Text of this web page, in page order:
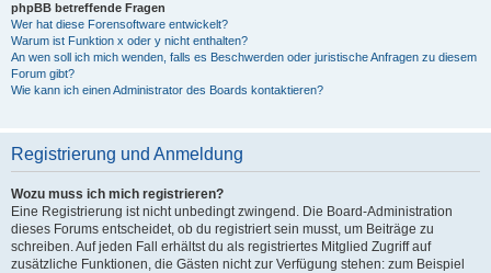
phpBB betreffende Fragen
Wer hat diese Forensoftware entwickelt?
Warum ist Funktion x oder y nicht enthalten?
An wen soll ich mich wenden, falls es Beschwerden oder juristische Anfragen zu diesem
Forum gibt?
Wie kann ich einen Administrator des Boards kontaktieren?
Registrierung und Anmeldung
Wozu muss ich mich registrieren?
Eine Registrierung ist nicht unbedingt zwingend. Die Board-Administration
dieses Forums entscheidet, ob du registriert sein musst, um Beiträge zu
schreiben. Auf jeden Fall erhältst du als registriertes Mitglied Zugriff auf
zusätzliche Funktionen, die Gästen nicht zur Verfügung stehen: zum Beispiel